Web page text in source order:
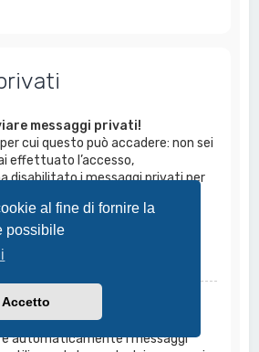
al fine di fornire la
possibile
Accetto
messaggi privati!
cui questo può accadere: non sei
effettuato l’accesso,
disabilitato i messaggi privati per
prova a chiederne il motivo
messaggi privati
automaticamente i messaggi